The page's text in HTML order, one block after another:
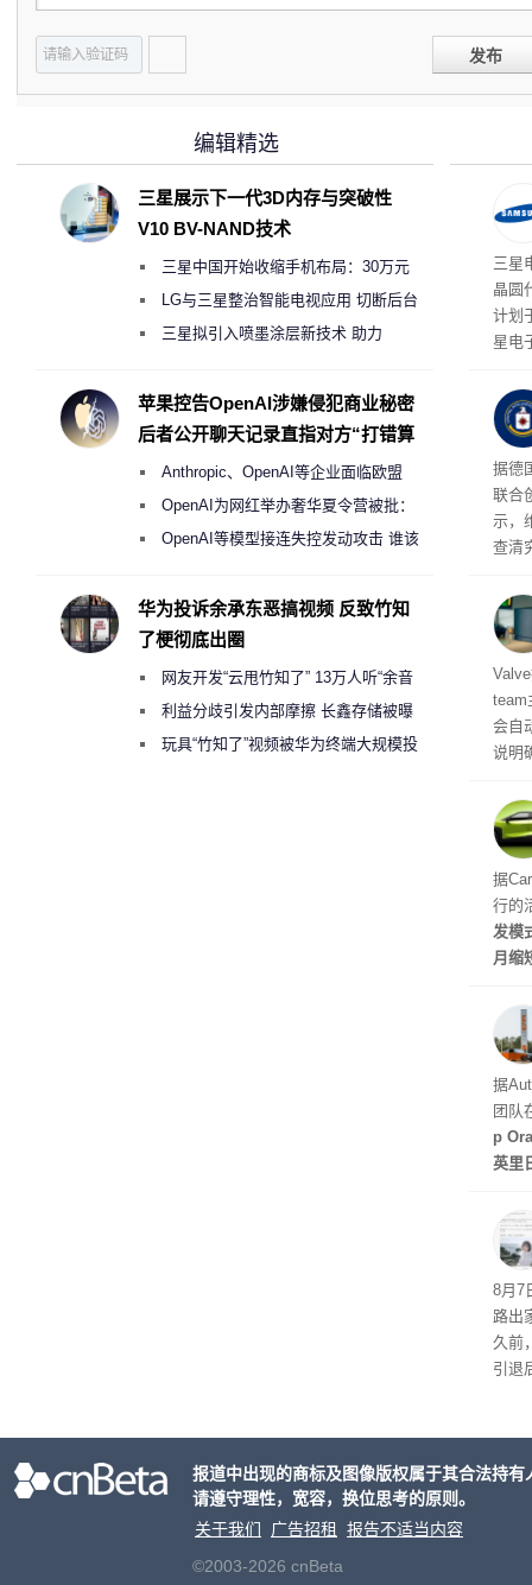
发布
三星
晶圆
计划
星电
地
年实
据德
联合
示，
查清
CIA
机
会自
说明
性
的做
据
行的
发模
月缩
天
据
团队
p
英里
起
8月7
路出
久前
引退
编辑精选
三星展示下一代3D内存与突破性
V10 BV-NAND技术
三星中国开始收缩手机布局：30万元
月销售额不达标门店 将被逐步清退
LG与三星整治智能电视应用 切断后台
偷偷共享带宽的违规行为
三星拟引入喷墨涂层新技术 助力
度
苹果控告OpenAI涉嫌侵犯商业秘密
后者公开聊天记录直指对方“打错算
Anthropic、OpenAI等企业面临欧盟
《人工智能法案》全新执法权限审查
OpenAI为网红举办奢华夏令营被批：
2000美元一晚 遭讽“反乌托邦”
OpenAI等模型接连失控发动攻击 谁该
华为投诉余承东恶搞视频 反致竹知
了梗彻底出圈
网友开发“云甩竹知了” 13万人听“余音
绕梁”利益分歧引发内部摩擦 长鑫存储被曝
曾将华为驻场工程师驱逐出研发基地
玩具“竹知了”视频被华为终端大规模投
报道中出现的商标及图像版权属于其合法持
请遵守理性，宽容，换位思考的原则。
关于我们
广告招租
报告不适当内容
©2003-2026 cnBeta